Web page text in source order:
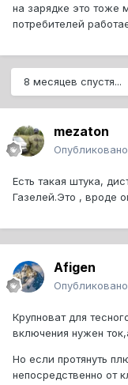
на зарядке это тоже
потребителей
8 месяцев спустя...
mezaton
Опубликовано
Есть такая штука,
Газелей.Это , вроде
Afigen
Опубликовано
Крупноват для
включения нужен
Но если протянуть
непосредственно от